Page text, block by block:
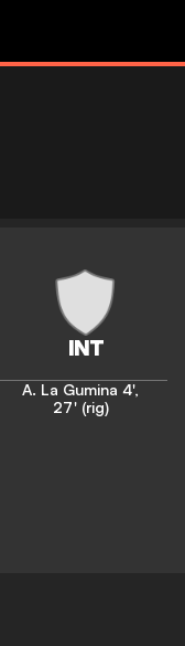
A. La Gumina 4',
27' (rig)